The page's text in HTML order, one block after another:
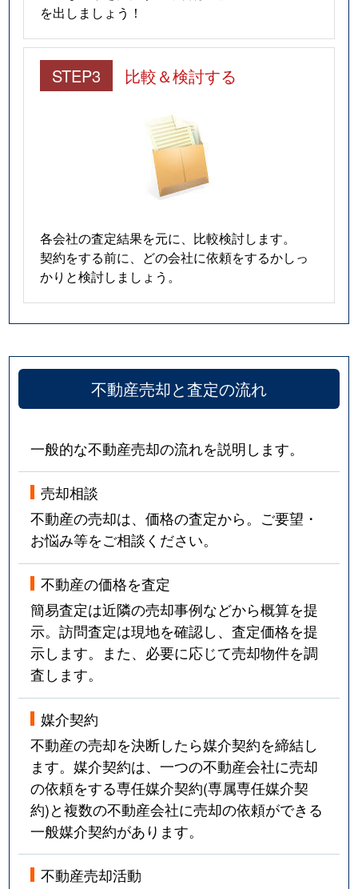
を出しましょう！
STEP3 比較＆検討する
各会社の査定結果を元に、比較検討します。
契約をする前に、どの会社に依頼をするかしっ
かりと検討しましょう。
不動産売却と査定の流れ
一般的な不動産売却の流れを説明します。
売却相談
不動産の売却は、価格の査定から。ご要望・
お悩み等をご相談ください。
不動産の価格を査定
簡易査定は近隣の売却事例などから概算を提
示。訪問査定は現地を確認し、査定価格を提
示します。また、必要に応じて売却物件を調
査します。
媒介契約
不動産の売却を決断したら媒介契約を締結し
ます。媒介契約は、一つの不動産会社に売却
の依頼をする専任媒介契約(専属専任媒介契
約)と複数の不動産会社に売却の依頼ができる
一般媒介契約があります。
不動産売却活動